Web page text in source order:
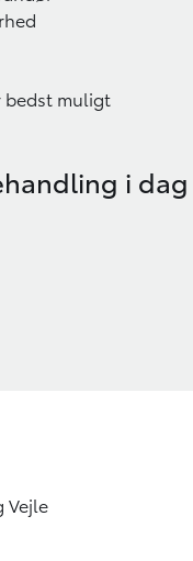
bedst muligt
i dag
Vejle